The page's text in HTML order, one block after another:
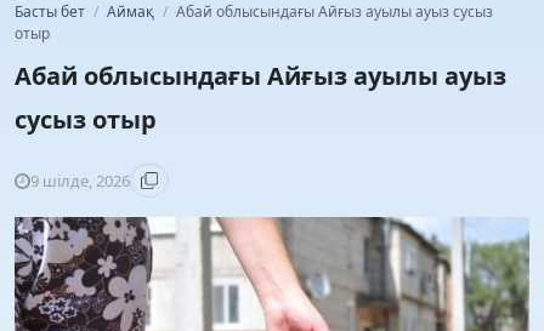
Басты бет / Аймақ / Абай облысындағы Айғыз ауылы ауыз сусыз
отыр
Абай облысындағы Айғыз ауылы ауыз
сусыз отыр
9 шілде, 2026